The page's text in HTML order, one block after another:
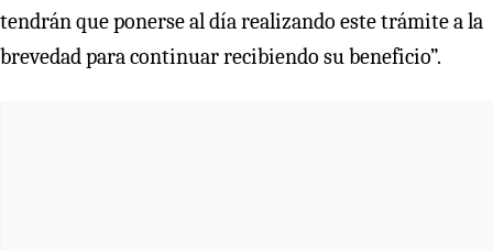
tendrán que ponerse al día realizando este trámite a la
brevedad para continuar recibiendo su beneficio”.